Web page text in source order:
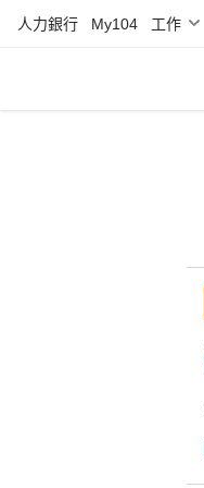
人力銀行 My104 工作